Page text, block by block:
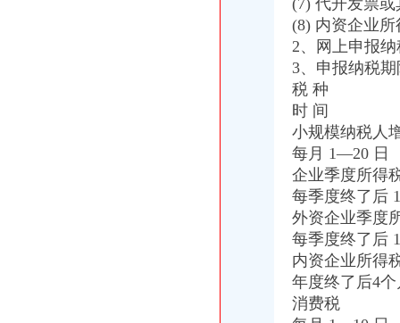
苏州关务天空苏州区外企业送货园区综保区申请分送集报所需资料及流
海关注册登记证三年一换的具体操作是-直辖市上海咨询信息
海关总署关于对外贸易经营者办理报关注册登记事项的公告_全文-律
中华共和国海关总署令（第127号）中华共和国海关对报关单
紫灿股份：关于取得中华共和国海关报关单位注册登记证书的公告
巫溪局突出“快、实、深、通”重庆海关注册字做好寒潮防工作
市重庆海关注册登记工商局与市外经贸委建立外资登记审批合作机制
南川局海关报关注册登记证书五举措化燃放烟花竹安全监管
(7) 代开发票
(8) 内资企业
2、网上申报
3、申报纳税期
税 种
时 间
小规模纳税人
每月 1—20 日
企业季度所得
每季度终了后
外资企业季度
每季度终了后
内资企业所得
年度终了后4
消费税